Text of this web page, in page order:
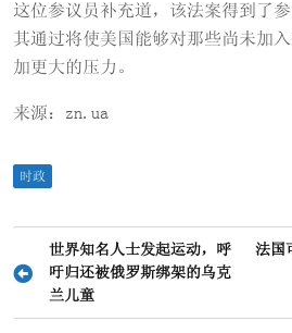
这位参议员补充道，该法案得到了参
其通过将使美国能够对那些尚未加
加更大的压力。
来源：zn.ua
时政
章
导
世界知名人士发起运动，呼
吁归还被俄罗斯绑架的乌克
兰儿童
法国